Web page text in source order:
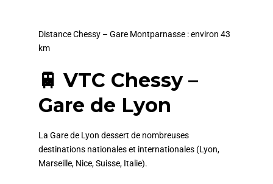
Distance Chessy – Gare Montparnasse : environ 43
km
🚆 VTC Chessy –
Gare de Lyon
La Gare de Lyon dessert de nombreuses
destinations nationales et internationales (Lyon,
Marseille, Nice, Suisse, Italie).